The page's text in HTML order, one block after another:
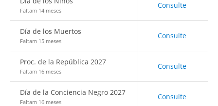
Faltam 14 meses
Consulte
Día de los Muertos
Faltam 15 meses
Consulte
Proc. de la República 2027
Faltam 16 meses
Consulte
Día de la Conciencia Negro 2027
Faltam 16 meses
Consulte